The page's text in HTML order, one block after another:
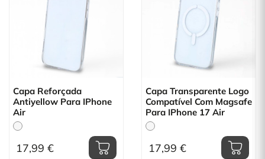
Capa Reforçada
Antiyellow Para IPhone
Air
17,99 €
Capa Transparente Logo
Compatível Com Magsafe
Para IPhone 17 Air
17,99 €